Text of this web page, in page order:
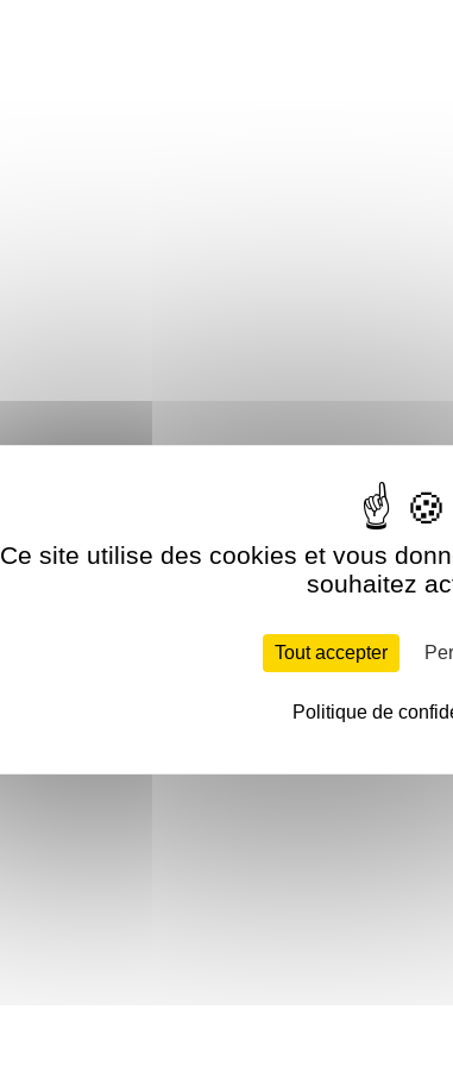
Ce site utilise des cookies et vous
souhaitez
Tout accepter
Politique de